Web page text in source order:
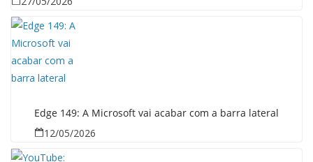
Edge 149: A Microsoft vai acabar com a barra lateral
12/05/2026